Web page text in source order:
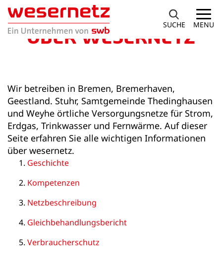
ÜBER WESERNETZ
Wir betreiben in Bremen, Bremerhaven,
Geestland. Stuhr, Samtgemeinde Thedinghausen
und Weyhe örtliche Versorgungsnetze für Strom,
Erdgas, Trinkwasser und Fernwärme. Auf dieser
Seite erfahren Sie alle wichtigen Informationen
über wesernetz.
Geschichte
Kompetenzen
Netzbeschreibung
Gleichbehandlungsbericht
Verbraucherschutz
SUCHE MENU